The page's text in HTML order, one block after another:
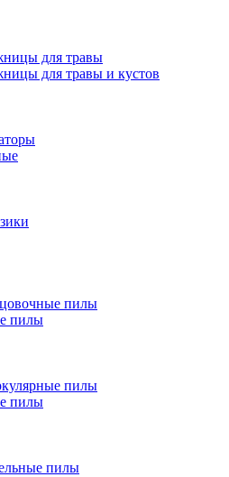
для травы
для травы и кустов
пилы
пилы
пилы
пилы
пилы